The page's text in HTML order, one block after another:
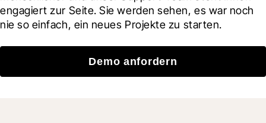
engagiert zur Seite. Sie werden sehen, es war noch
nie so einfach, ein neues Projekte zu starten.
Demo anfordern